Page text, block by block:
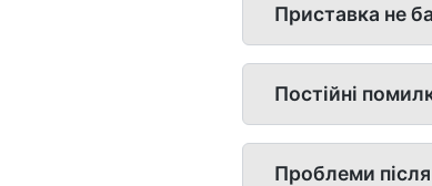
Приставка не
Постійні
Проблеми